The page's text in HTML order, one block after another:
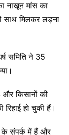
नाखून मांस का
साथ मिलकर लड़ना
समिति ने 35
और किसानों की
हो चुकी हैं।
के संपर्क में हैं और